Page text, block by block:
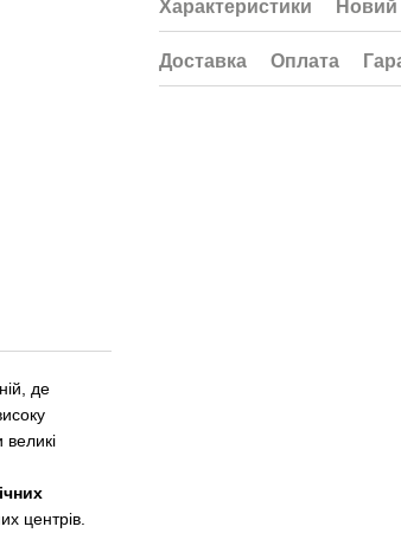
де
великі
центрів.
Характеристики Новий
Доставка Оплата